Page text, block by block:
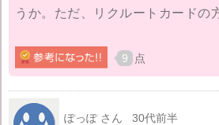
うか。ただ、リクルートカードの
なので若干損はしているような気
私が申し込みをしたのは年会費無
が有料の方はもう少しポイント還
す。
9 点
ぽっぽ さん 30代前半